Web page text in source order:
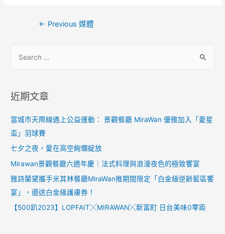
← Previous 媒體
近期文章
當城市天際線遇上公益運動： 景觀餐廳 MiraWan 優雅加入「愛星
盃」羽球賽
七夕之夜，愛在高空絢爛綻放
Mirawan景觀餐廳六週年慶｜法式料理與浪漫夜色的極致饗宴
雅詩蘭黛攜手米其林餐廳MiraWan推期間限定「白金級逆齡藍區饗
宴」，還送白金級護膚券！
【500趴2023】LOPFAIT╳MIRAWAN╳新富町 日台美味0零距